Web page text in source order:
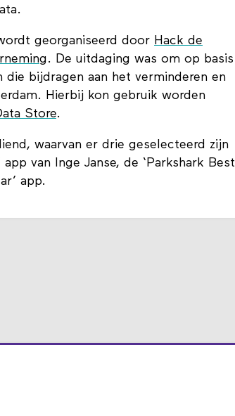
georganiseerd door Hack de
. De uitdaging was om op basis
bijdragen aan het verminderen en
Hierbij kon gebruik worden
Store.
waarvan er drie geselecteerd zijn
van Inge Janse, de ‘Parkshark Best
app.